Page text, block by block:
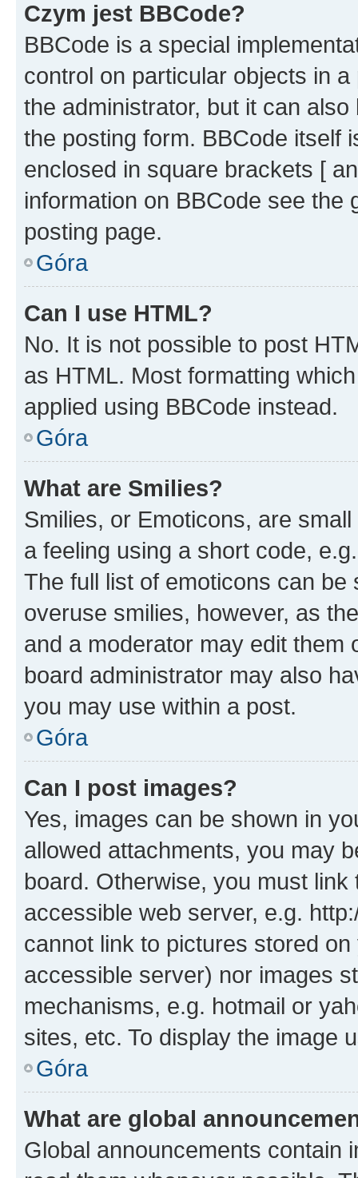
Czym jest BBCode?
BBCode is a special
control on particular objects in
the administrator, but it can
the posting form. BBCode itself
enclosed in square brackets [
information on BBCode see
posting page.
Góra
Can I use HTML?
No. It is not possible to post
as HTML. Most formatting
applied using BBCode instead.
Góra
What are Smilies?
Smilies, or Emoticons, are
a feeling using a short code,
The full list of emoticons can
overuse smilies, however, as
and a moderator may edit them
board administrator may also
you may use within a post.
Góra
Can I post images?
Yes, images can be shown in
allowed attachments, you may
board. Otherwise, you must
accessible web server, e.g.
cannot link to pictures stored
accessible server) nor images
mechanisms, e.g. hotmail or
sites, etc. To display the image
Góra
What are global
Global announcements contain